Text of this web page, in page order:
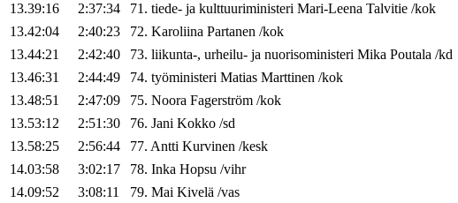
13.39:16
2:37:34 71. tiede- ja kulttuuriministeri Mari-Leena Talvitie /kok
13.42:04
2:40:23 72. Karoliina Partanen /kok
13.44:21
2:42:40 73. liikunta-, urheilu- ja nuorisoministeri Mika Poutala /kd
13.46:31
2:44:49 74. työministeri Matias Marttinen /kok
13.48:51
2:47:09 75. Noora Fagerström /kok
13.53:12
2:51:30 76. Jani Kokko /sd
13.58:25
2:56:44 77. Antti Kurvinen /kesk
14.03:58
3:02:17 78. Inka Hopsu /vihr
14.09:52
3:08:11 79. Mai Kivelä /vas